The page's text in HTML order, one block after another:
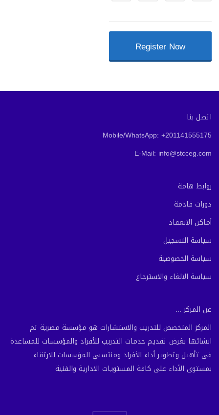
Register Now
اتصل بنا
Mobile/WhatsApp: +201141555175
E-Mail: info@stcceg.com
روابط هامة
دورات قادمة
أماكن الانعقاد
سياسة التسجيل
سياسة الخصوصية
سياسة الالغاء والاسترجاع
عن المركز ...
المركز المتخصص للتدريب والاستشارات هو مؤسسة مصرية تم
انشائها بغرض تقديم خدمات التدريب للأفراد والمؤسسات للمساعدة
فى تأهيل وتطوير أداء الأفراد ومنتسبي المؤسسات للارتقاء
بمستوى الأداء على كافة المستويات الادارية والفنية